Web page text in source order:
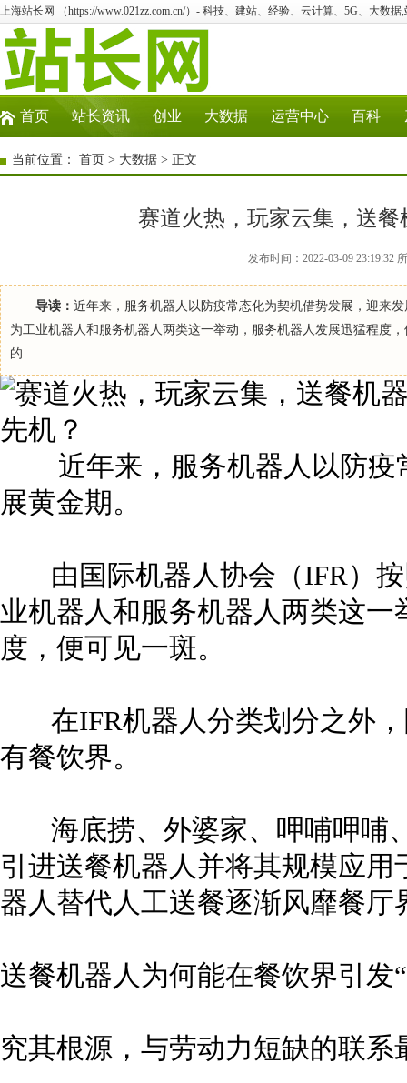
上海站长网 （https://www.021zz.com.cn/）- 科技、建站、经验、云计算、5G、大数据
首页 站长资讯 创业 大数据 运营中心 百科
当前位置： 首页 > 大数据 > 正文
赛道火热，玩家云集，送
发布时间：2022-03-09 23:19:32
导读： 近年来，服务机器人以防疫常态化为契机借势发展，迎来
为工业机器人和服务机器人两类这一举动，服务机器人发展迅猛程度
的
近年来，服务机器人以防疫
展黄金期。
由国际机器人协会（IFR）按
业机器人和服务机器人两类这
度，便可见一斑。
在IFR机器人分类划分之外，
有餐饮界。
海底捞、外婆家、呷哺呷哺
引进送餐机器人并将其规模应
器人替代人工送餐逐渐风靡餐厅
送餐机器人为何能在餐饮界引发
究其根源，与劳动力短缺的联系